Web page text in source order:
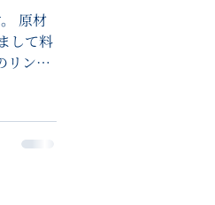
原材
して料
リンク